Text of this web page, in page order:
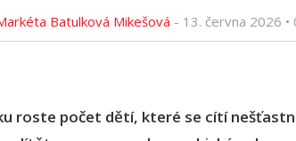
Batulková Mikešová - 13. června 2026 •
roste počet dětí, které se cítí